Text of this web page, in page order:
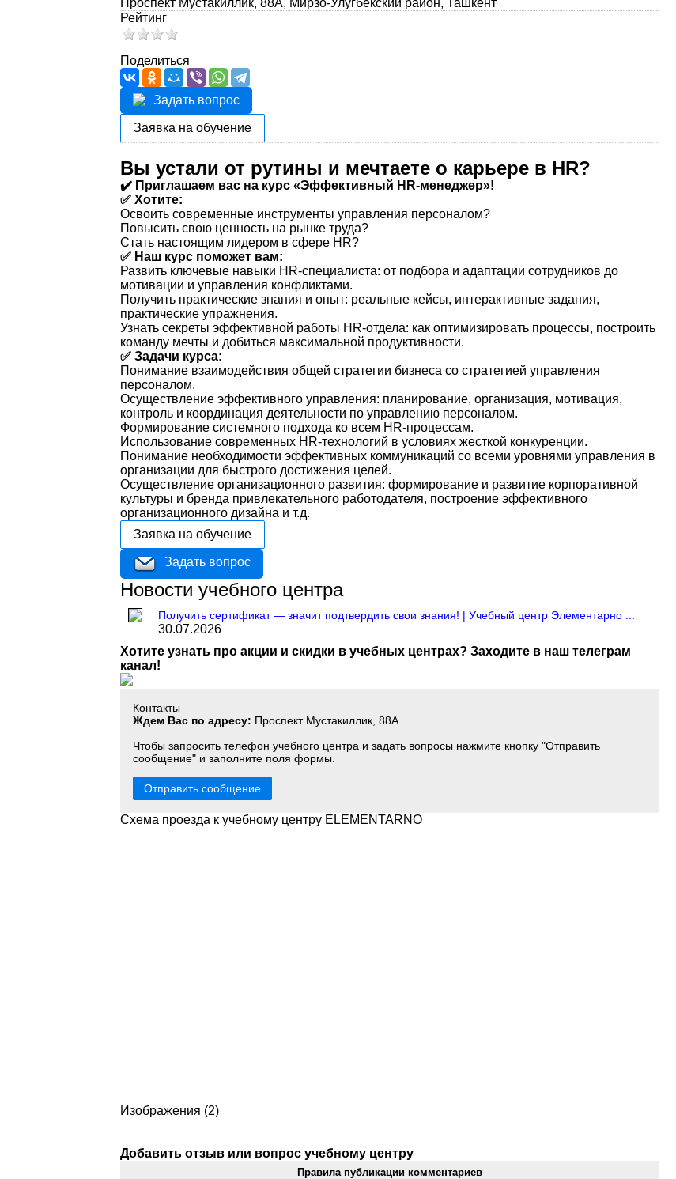
Проспект Мустакиллик, 88A, Мирзо-Улугбекский район, Ташкент
Рейтинг
Поделиться
Задать вопрос
Заявка на обучение
Вы устали от рутины и мечтаете о карьере в HR?
✔️ Приглашаем вас на курс «Эффективный HR-менеджер»!
✅ Хотите:
Освоить современные инструменты управления персоналом?
Повысить свою ценность на рынке труда?
Стать настоящим лидером в сфере HR?
✅ Наш курс поможет вам:
Развить ключевые навыки HR-специалиста: от подбора и адаптации сотрудников до
мотивации и управления конфликтами.
Получить практические знания и опыт: реальные кейсы, интерактивные задания,
практические упражнения.
Узнать секреты эффективной работы HR-отдела: как оптимизировать процессы, построить
команду мечты и добиться максимальной продуктивности.
✅ Задачи курса:
Понимание взаимодействия общей стратегии бизнеса со стратегией управления
персоналом.
Осуществление эффективного управления: планирование, организация, мотивация,
контроль и координация деятельности по управлению персоналом.
Формирование системного подхода ко всем HR-процессам.
Использование современных HR-технологий в условиях жесткой конкуренции.
Понимание необходимости эффективных коммуникаций со всеми уровнями управления в
организации для быстрого достижения целей.
Осуществление организационного развития: формирование и развитие корпоративной
культуры и бренда привлекательного работодателя, построение эффективного
организационного дизайна и т.д.
Заявка на обучение
Задать вопрос
Новости учебного центра
Получить сертификат — значит подтвердить свои знания! | Учебный центр Элементарно ...
30.07.2026
Хотите узнать про акции и скидки в учебных центрах? Заходите в наш телеграм
канал!
Контакты
Ждем Вас по адресу: Проспект Мустакиллик, 88A
Чтобы запросить телефон учебного центра и задать вопросы нажмите кнопку "Отправить
сообщение" и заполните поля формы.
Отправить сообщение
Схема проезда к учебному центру ELEMENTARNO
Изображения (2)
Добавить отзыв или вопрос учебному центру
Правила публикации комментариев